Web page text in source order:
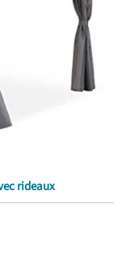
rideaux